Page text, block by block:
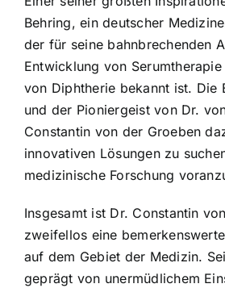
Behring, ein deutscher
der für seine bahnbrechenden
Entwicklung von
von Diphtherie bekannt ist. Die
und der Pioniergeist von Dr.
Constantin von der Groeben
innovativen Lösungen zu
medizinische Forschung
Insgesamt ist Dr. Constantin
zweifellos eine
auf dem Gebiet der Medizin.
geprägt von unermüdlichem